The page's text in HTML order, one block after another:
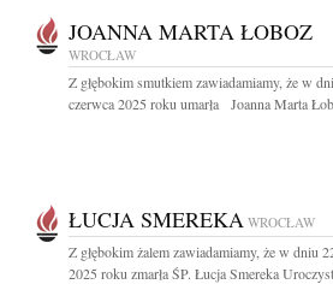
JOANNA MARTA ŁOBOZ
WROCŁAW
Z głębokim smutkiem zawiadamiamy, że w
czerwca 2025 roku umarła Joanna Marta
ŁUCJA SMEREKA WROCŁAW
Z głębokim żalem zawiadamiamy, że w dniu
2025 roku zmarła ŚP. Łucja Smereka